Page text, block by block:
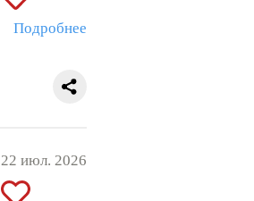
Подробнее
22 июл. 2026